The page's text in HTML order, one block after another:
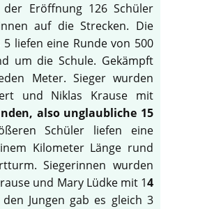
Eröffnung 126 Schüler
auf die Strecken. Die
5 liefen eine Runde von 500
um die Schule. Gekämpft
Meter. Sieger wurden
und Niklas Krause mit
also unglaubliche 15
Schüler liefen eine
Kilometer Länge rund
Siegerinnen wurden
und Mary Lüdke mit 14
Jungen gab es gleich 3